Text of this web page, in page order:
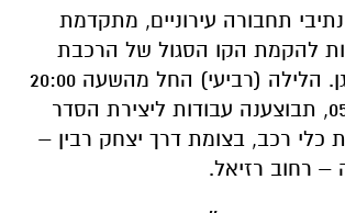
תחבורה עירוניים, מתקדמת
להקמת הקו הסגול של הרכבת
הקלה ברמת-גן. הלילה (רביעי) החל מהשעה 20:00
עד השעה 05:00, תבוצענה עבודות ליצירת הסדר
כלי רכב, בצומת דרך יצחק רבין –
– רחוב רזיאל.